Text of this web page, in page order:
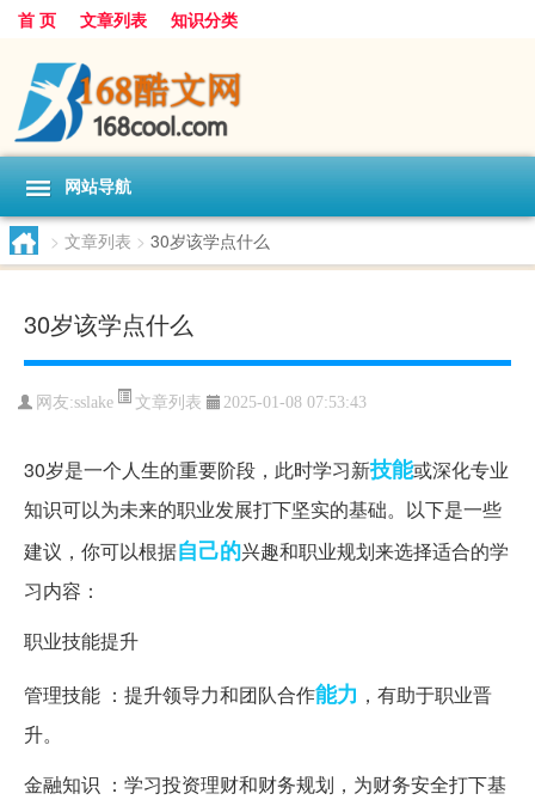
首 页 文章列表 知识分类
网站导航
> 文章列表 > 30岁该学点什么
30岁该学点什么
网友:sslake 文章列表 2025-01-08 07:53:43
30岁是一个人生的重要阶段，此时学习新技能或深化专业
知识可以为未来的职业发展打下坚实的基础。以下是一些
建议，你可以根据自己的兴趣和职业规划来选择适合的学
习内容：
职业技能提升
管理技能 ：提升领导力和团队合作能力 ，有助于职业晋
升。
金融知识 ：学习投资理财和财务规划，为财务安全打下基